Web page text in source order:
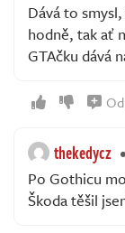
Dává to
hodně, tak ať
GTAčku dává
thekedycz
Po Gothicu
Škoda těšil